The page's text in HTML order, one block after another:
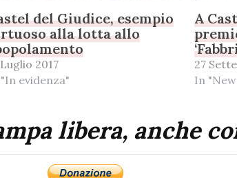
del Giudice, esempio
alla lotta allo
Luglio 2017
evidenza"
A
27
In
libera, anche